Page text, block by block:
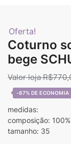
Oferta!
Coturno
bege
R$
-67%
medidas:
composição:
tamanho: 35